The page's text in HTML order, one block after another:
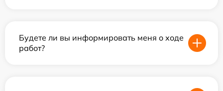
Будете ли вы информировать меня о ходе
работ?